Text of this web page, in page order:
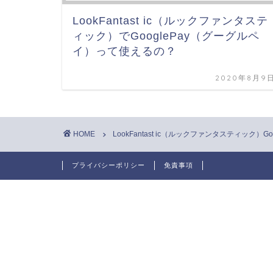
LookFantast ic（ルックファンタステ
ィック）でGooglePay（グーグルペ
イ）って使えるの？
2020年8月9日
HOME LookFantast ic（ルックファンタスティック）
プライバシーポリシー 免責事項